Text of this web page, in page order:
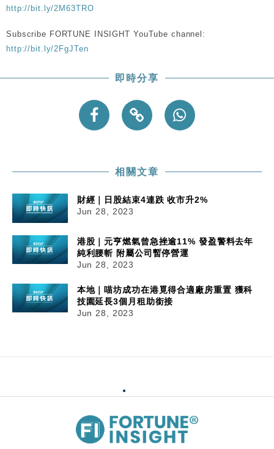
http://bit.ly/2M63TRO
Subscribe FORTUNE INSIGHT YouTube channel:
http://bit.ly/2FgJTen
即時分享
相關文章
財經｜日股結束4連跌 收市升2%
Jun 28, 2023
港股｜元亨燃氣曾急挫逾11% 發盈警料去年
純利腰斬 附屬公司暫停營運
Jun 28, 2023
本地｜喵坊成功在港覓得合適廠房重置 獲科
技園延長3個月租助銜接
Jun 28, 2023